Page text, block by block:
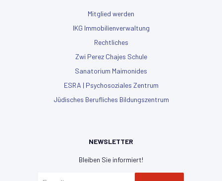
Mitglied werden
IKG Immobilienverwaltung
Rechtliches
Zwi Perez Chajes Schule
Sanatorium Maimonides
ESRA | Psychosoziales Zentrum
Jüdisches Berufliches Bildungszentrum
NEWSLETTER
Bleiben Sie informiert!